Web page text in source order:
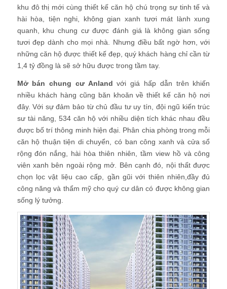
khu đô thị mới cùng thiết kế căn hộ chú trọng sự tinh tế và
hài hòa, tiện nghi, không gian xanh tươi mát lành xung
quanh, khu chung cư được đánh giá là không gian sống
tươi đẹp dành cho mọi nhà. Nhưng điều bất ngờ hơn, với
những căn hộ được thiết kế đẹp, quý khách hàng chỉ cần từ
1,4 tỷ đồng là sẽ sở hữu được trong tầm tay.
Mở bán chung cư Anland với giá hấp dẫn trên khiến
nhiều khách hàng cũng băn khoăn về thiết kế căn hộ nơi
đây. Với sự đảm bảo từ chủ đầu tư uy tín, đội ngũ kiến trúc
sư tài năng, 534 căn hộ với nhiều diện tích khác nhau đều
được bố trí thông minh hiện đại. Phân chia phòng trong mỗi
căn hộ thuận tiện di chuyển, có ban công xanh và cửa sổ
rộng đón nắng, hài hòa thiên nhiên, tầm view hồ và công
viên xanh bên ngoài rộng mở. Bên cạnh đó, nội thất được
chọn lọc vật liệu cao cấp, gần gũi với thiên nhiên,đầy đủ
công năng và thẩm mỹ cho quý cư dân có được không gian
sống lý tưởng.